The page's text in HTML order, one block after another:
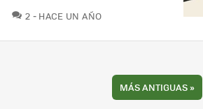
2 COMENTARIOS
HACE UN AÑO
MÁS ANTIGUAS»